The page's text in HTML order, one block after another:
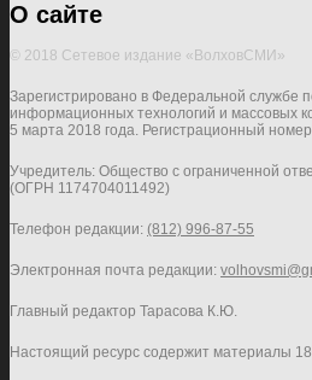
О сайте
© 2018 Сетевое издание «ВолховСМИ»
Зарегистрировано в Федеральной службе
информационных технологий и массовых
5 марта 2018 года. Регистрационный
Учредитель: Общество с ограниченной
(ОГРН 1174704011492)
Телефон редакции: (812) 996-87-55
Электронная почта редакции:
Главный редактор Тарасова К.Ю.
Настоящий ресурс содержит материалы